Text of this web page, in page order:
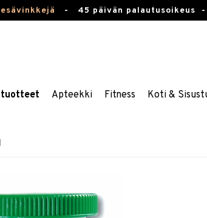
- 45 päivän palautusoikeus -
Apteekki Fitness Koti &